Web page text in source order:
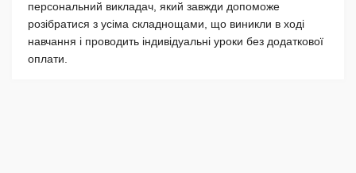
персональний викладач, який завжди допоможе
розібратися з усіма складнощами, що виникли в ході
навчання і проводить індивідуальні уроки без додаткової
оплати.